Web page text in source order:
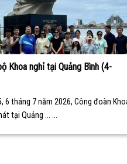
Khoa nghỉ tại Quảng Bình (4-
6 tháng 7 năm 2026, Công đoàn
tại Quảng ... ...